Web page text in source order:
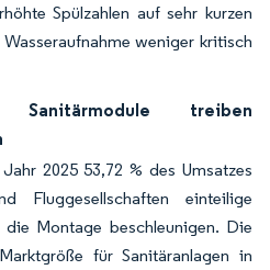
Spülzahlen auf sehr kurzen
weniger kritisch
Sanitärmodule treiben
2025 53,72 % des Umsatzes
Fluggesellschaften einteilige
Montage beschleunigen. Die
für Sanitäranlagen in